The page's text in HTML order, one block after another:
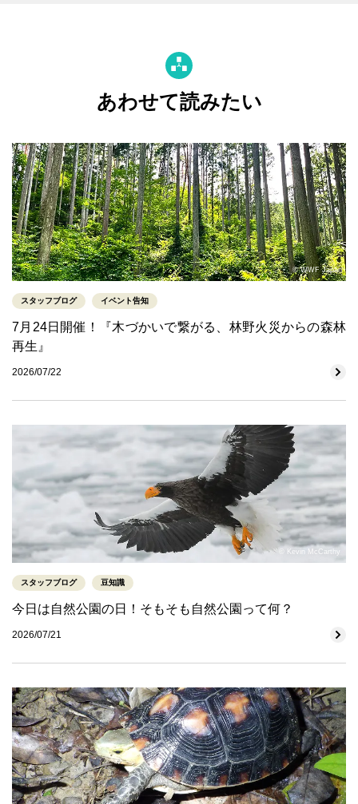
あわせて読みたい
© WWF Japan
スタッフブログ イベント告知
7月24日開催！『木づかいで繋がる、林野火災からの森林
再生』
2026/07/22
© Kevin McCarthy
スタッフブログ 豆知識
今日は自然公園の日！そもそも自然公園って何？
2026/07/21